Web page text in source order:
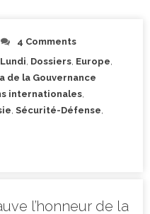
4 Comments
Dossiers Europe
de la Gouvernance
internationales
Sécurité-Défense
l’honneur de la